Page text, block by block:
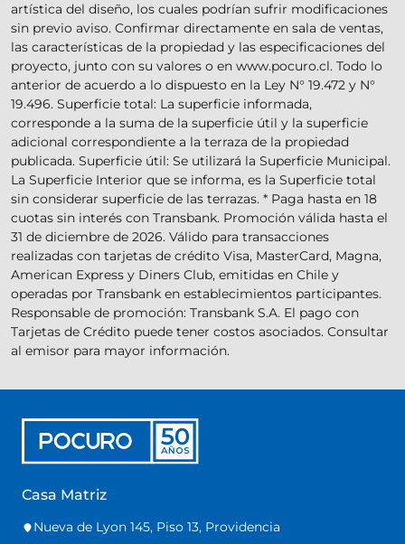
artística del diseño, los cuales podrían sufrir modificaciones
sin previo aviso. Confirmar directamente en sala de ventas,
las características de la propiedad y las especificaciones del
proyecto, junto con su valores o en www.pocuro.cl. Todo lo
anterior de acuerdo a lo dispuesto en la Ley N° 19.472 y N°
19.496. Superficie total: La superficie informada,
corresponde a la suma de la superficie útil y la superficie
adicional correspondiente a la terraza de la propiedad
publicada. Superficie útil: Se utilizará la Superficie Municipal.
La Superficie Interior que se informa, es la Superficie total
sin considerar superficie de las terrazas. * Paga hasta en 18
cuotas sin interés con Transbank. Promoción válida hasta el
31 de diciembre de 2026. Válido para transacciones
realizadas con tarjetas de crédito Visa, MasterCard, Magna,
American Express y Diners Club, emitidas en Chile y
operadas por Transbank en establecimientos participantes.
Responsable de promoción: Transbank S.A. El pago con
Tarjetas de Crédito puede tener costos asociados. Consultar
al emisor para mayor información.
Casa Matriz
Nueva de Lyon 145, Piso 13, Providencia